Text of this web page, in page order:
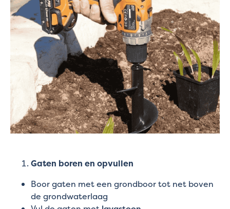
Gaten boren en opvullen
Boor gaten met een grondboor tot net boven
de grondwaterlaag